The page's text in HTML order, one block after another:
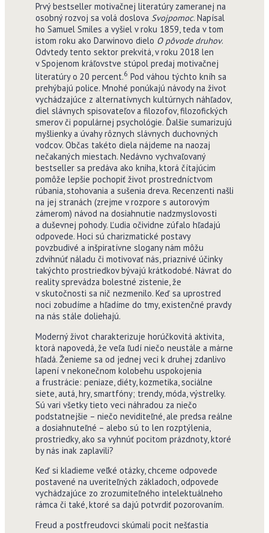
Prvý bestseller motivačnej literatúry zameranej na
osobný rozvoj sa volá doslova Svojpomoc. Napísal
ho Samuel Smiles a vyšiel v roku 1859, teda v tom
istom roku ako Darwinovo dielo O pôvode druhov.
Odvtedy tento sektor prekvitá, v roku 2018 len
v Spojenom kráľovstve stúpol predaj motivačnej
literatúry o 20 percent.6 Pod váhou týchto kníh sa
prehýbajú police. Mnohé ponúkajú návody na život
vychádzajúce z alternatívnych kultúrnych náhľadov,
diel slávnych spisovateľov a filozofov, filozofických
smerov či populárnej psychológie. Ďalšie sumarizujú
myšlienky a úvahy rôznych slávnych duchovných
vodcov. Občas takéto diela nájdeme na naozaj
nečakaných miestach. Nedávno vychvaľovaný
bestseller sa predáva ako kniha, ktorá čítajúcim
pomôže lepšie pochopiť život prostredníctvom
rúbania, stohovania a sušenia dreva. Recenzenti našli
na jej stranách (zrejme v rozpore s autorovým
zámerom) návod na dosiahnutie nadzmyslovosti
a duševnej pohody. Ľudia očividne zúfalo hľadajú
odpovede. Hoci sú charizmatické postavy
povzbudivé a inšpiratívne slogany nám môžu
zdvihnúť náladu či motivovať nás, priaznivé účinky
takýchto prostriedkov bývajú krátkodobé. Návrat do
reality sprevádza bolestné zistenie, že
v skutočnosti sa nič nezmenilo. Keď sa uprostred
noci zobudíme a hľadíme do tmy, existenčné pravdy
na nás stále doliehajú.
Moderný život charakterizuje horúčkovitá aktivita,
ktorá napovedá, že veľa ľudí niečo neustále a márne
hľadá. Ženieme sa od jednej veci k druhej zdanlivo
lapení v nekonečnom kolobehu uspokojenia
a frustrácie: peniaze, diéty, kozmetika, sociálne
siete, autá, hry, smartfóny; trendy, móda, výstrelky.
Sú vari všetky tieto veci náhradou za niečo
podstatnejšie – niečo neviditeľné, ale predsa reálne
a dosiahnuteľné – alebo sú to len rozptýlenia,
prostriedky, ako sa vyhnúť pocitom prázdnoty, ktoré
by nás inak zaplavili?
Keď si kladieme veľké otázky, chceme odpovede
postavené na uveriteľných základoch, odpovede
vychádzajúce zo zrozumiteľného intelektuálneho
rámca či také, ktoré sa dajú potvrdiť pozorovaním.
Freud a postfreudovci skúmali pocit nešťastia